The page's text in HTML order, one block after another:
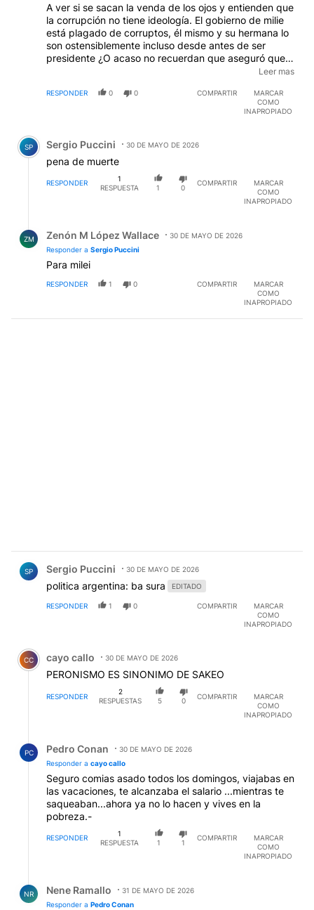
A ver si se sacan la venda de los ojos y entienden que
la corrupción no tiene ideología. El gobierno de milie
está plagado de corruptos, él mismo y su hermana lo
son ostensiblemente incluso desde antes de ser
presidente ¿O acaso no recuerdan que aseguró que
prefiere a los mafiosos porque "tienen códigos" y
tanto, sus "códigos" le permiten plagiar a otros
autores, recomendar estafas de las que participa y
candidatos y funcionarios... Lo peor es que les insertó
en el cerebro la idea de que el problema son los k, es
decir definió un enemigo perceptible para que los
giles tengan a quien acusar mientras él disfruta de su
impunidad y protege la impunidad de sus amigos y
Leer mas
RESPONDER 0 0 COMPARTIR
MARCAR
COMO
INAPROPIADO
Comentario de Sergio Puccini.
SP Sergio Puccini 30 DE MAYO DE 2026
pena de muerte
RESPONDER
1
RESPUESTA
1 0
COMPARTIR
MARCAR
COMO
INAPROPIADO
ZM Zenón M López Wallace
30 DE MAYO DE 2026
Responder a Sergio Puccini
Para milei
RESPONDER 1 0 COMPARTIR
MARCAR
COMO
INAPROPIADO
SP Sergio Puccini 30 DE MAYO DE 2026
politica argentina: ba sura EDITADO
RESPONDER 1 0 COMPARTIR
MARCAR
COMO
INAPROPIADO
Comentario de cayo callo.
CC cayo callo 30 DE MAYO DE 2026
PERONISMO ES SINONIMO DE SAKEO
RESPONDER
2
RESPUESTAS
5 0
COMPARTIR
MARCAR
COMO
INAPROPIADO
PC Pedro Conan
30 DE MAYO DE 2026
Responder a cayo callo
Seguro comias asado todos los domingos, viajabas en
las vacaciones, te alcanzaba el salario ...mientras te
saqueaban...ahora ya no lo hacen y vives en la
pobreza.-
RESPONDER
1
RESPUESTA
1 1
COMPARTIR
MARCAR
COMO
INAPROPIADO
NR Nene Ramallo
31 DE MAYO DE 2026
Responder a Pedro Conan